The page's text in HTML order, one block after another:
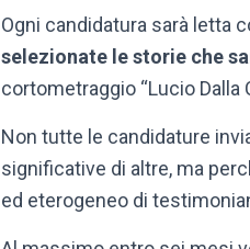
Ogni candidatura sarà letta
selezionate le storie che
cortometraggio “Lucio Dalla
Non tutte le candidature
significative di altre, ma
ed eterogeneo di